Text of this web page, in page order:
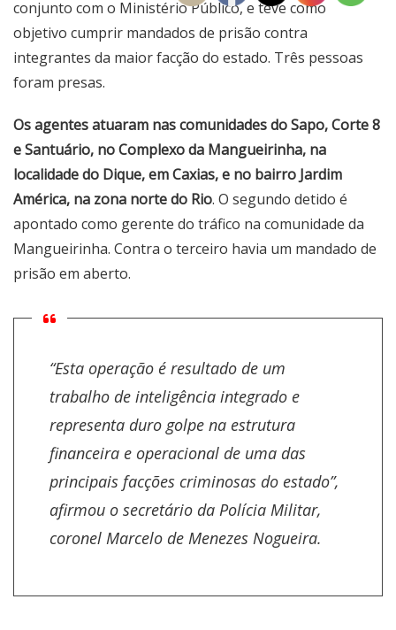
conjunto com o Ministério Público, e teve como
objetivo cumprir mandados de prisão contra
integrantes da maior facção do estado. Três pessoas
foram presas.
Os agentes atuaram nas comunidades do Sapo, Corte 8
e Santuário, no Complexo da Mangueirinha, na
localidade do Dique, em Caxias, e no bairro Jardim
América, na zona norte do Rio. O segundo detido é
apontado como gerente do tráfico na comunidade da
Mangueirinha. Contra o terceiro havia um mandado de
prisão em aberto.
“Esta operação é resultado de um
trabalho de inteligência integrado e
representa duro golpe na estrutura
financeira e operacional de uma das
principais facções criminosas do estado”,
afirmou o secretário da Polícia Militar,
coronel Marcelo de Menezes Nogueira.